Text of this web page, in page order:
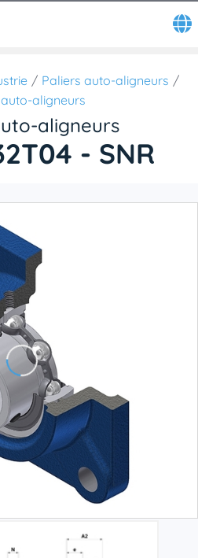
Paliers auto-aligneurs
aligneurs
aligneurs
- SNR